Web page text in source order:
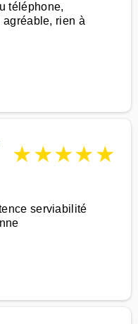
téléphone,
rien à
★★★★★
serviabilité